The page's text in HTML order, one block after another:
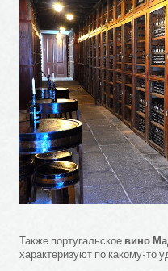
Также португальское вино
характеризуют по какому-то